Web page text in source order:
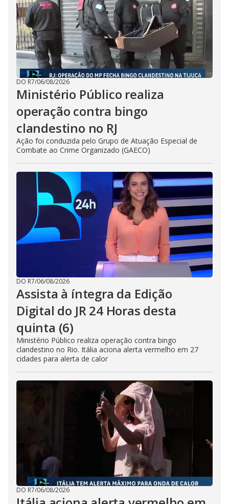
DO R7/06/08/2026
Ministério Público realiza
operação contra bingo
clandestino no RJ
Ação foi conduzida pelo Grupo de Atuação Especial de
Combate ao Crime Organizado (GAECO)
DO R7/06/08/2026
Assista à íntegra da Edição
Digital do JR 24 Horas desta
quinta (6)
Ministério Público realiza operação contra bingo
clandestino no Rio. Itália aciona alerta vermelho em 27
cidades para alerta de calor
DO R7/06/08/2026